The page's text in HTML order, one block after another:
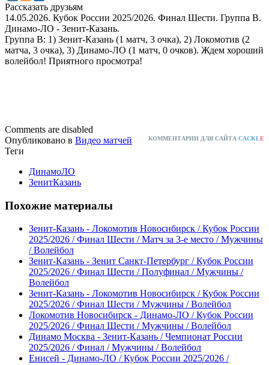
Рассказать друзьям
14.05.2026. Кубок России 2025/2026. Финал Шести. Группа B.
Динамо-ЛО - Зенит-Казань.
Группа B: 1) Зенит-Казань (1 матч, 3 очка), 2) Локомотив (2
матча, 3 очка), 3) Динамо-ЛО (1 матч, 0 очков). Ждем хороший
волейбол! Приятного просмотра!
Comments are disabled
КОММЕНТАРИИ ДЛЯ САЙТА CACKLE
Опубликовано в Видео матчей
Теги
ДинамоЛО
ЗенитКазань
Похожие материалы
Зенит-Казань - Локомотив Новосибирск / Кубок России
2025/2026 / Финал Шести / Матч за 3-е место / Мужчины
/ Волейбол
Зенит-Казань - Зенит Санкт-Петербург / Кубок России
2025/2026 / Финал Шести / Полуфинал / Мужчины /
Волейбол
Зенит-Казань - Локомотив Новосибирск / Кубок России
2025/2026 / Финал Шести / Мужчины / Волейбол
Локомотив Новосибирск - Динамо-ЛО / Кубок России
2025/2026 / Финал Шести / Мужчины / Волейбол
Динамо Москва - Зенит-Казань / Чемпионат России
2025/2026 / Финал / Мужчины / Волейбол
Енисей - Динамо-ЛО / Кубок России 2025/2026 /